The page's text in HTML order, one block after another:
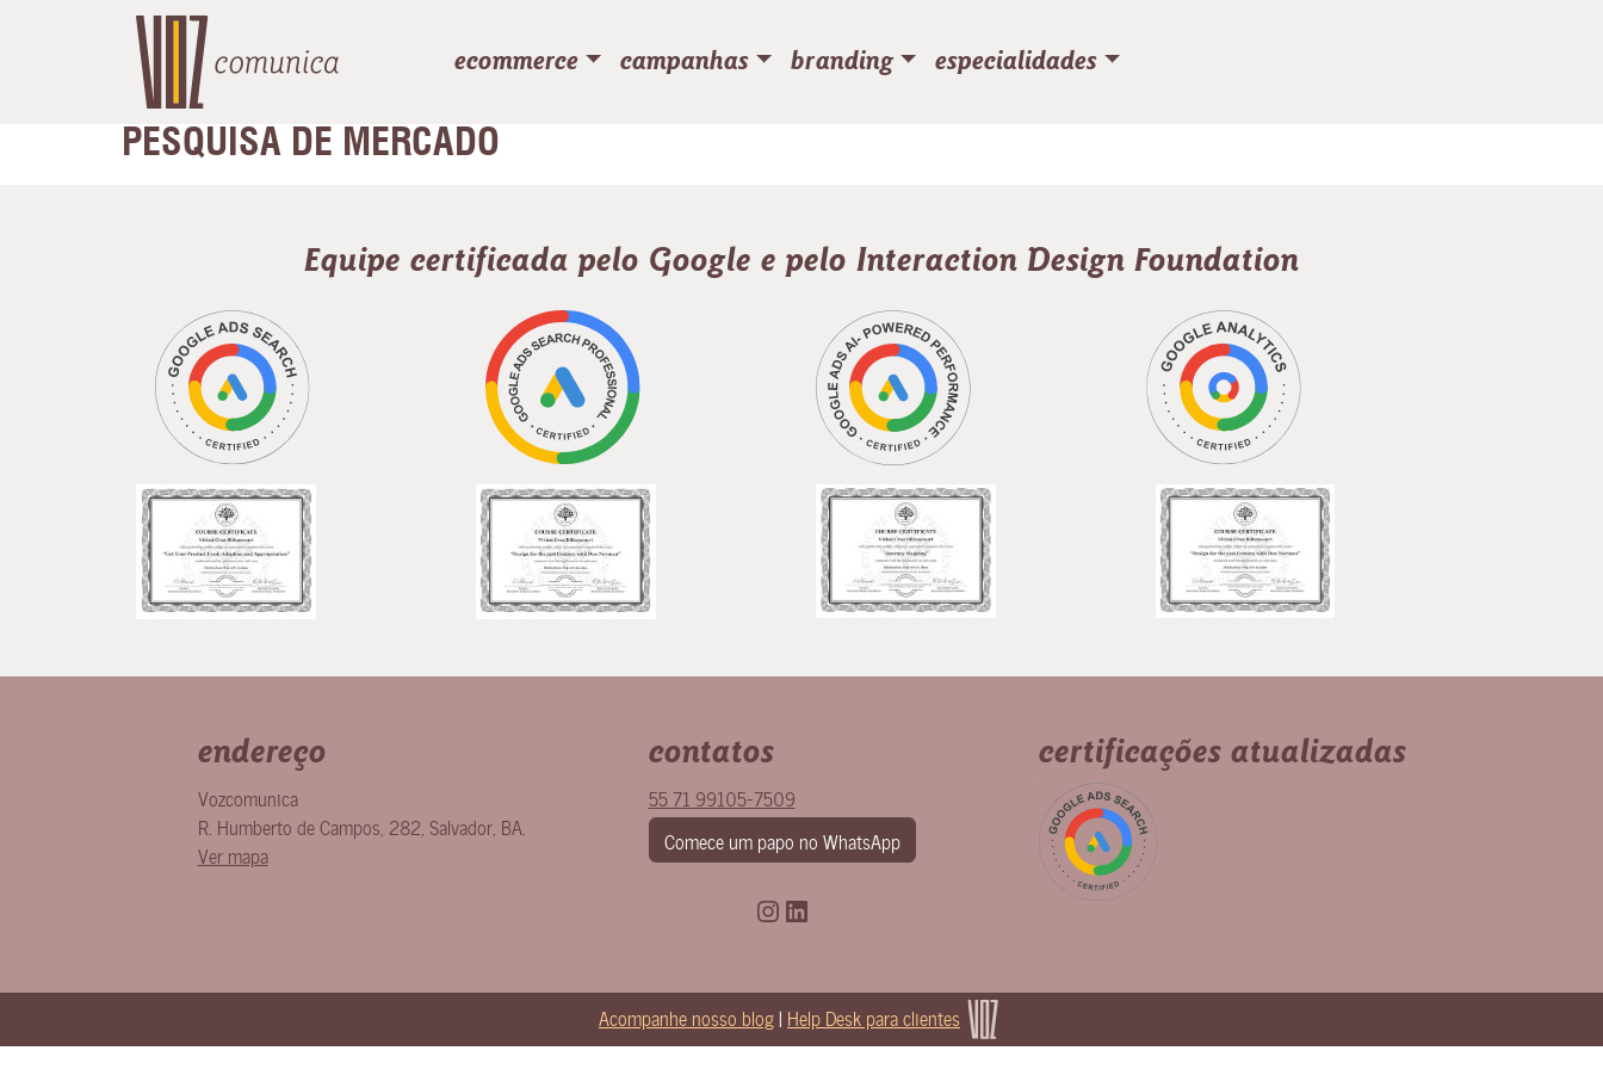
ecommerce campanhas branding especialidades
PESQUISA DE MERCADO
Equipe certificada pelo Google e pelo Interaction Design Foundation
endereço
Vozcomunica
R. Humberto de Campos, 282 Salvador, BA
Ver mapa
contatos
55 71 99105-7509
Comece um papo no WhatsApp
Instagram
LinkedIn
certificações atualizadas
Acompanhe nosso blog| Help Desk para clientes